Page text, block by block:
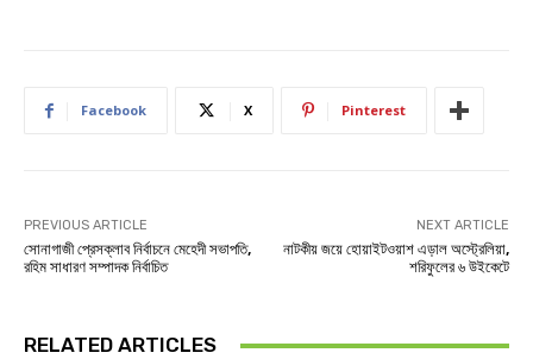
Facebook X Pinterest
PREVIOUS ARTICLE
সোনাগাজী প্রেসক্লাব নির্বাচনে মেহেদী সভাপতি,
রহিম সাধারণ সম্পাদক নির্বাচিত
NEXT ARTICLE
নাটকীয় জয়ে হোয়াইটওয়াশ এড়াল অস্ট্রেলিয়া,
শরিফুলের ৬ উইকেটে
RELATED ARTICLES